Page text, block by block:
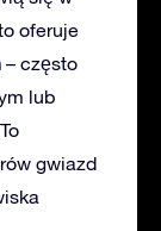
oferuje
– często
lub
gwiazd